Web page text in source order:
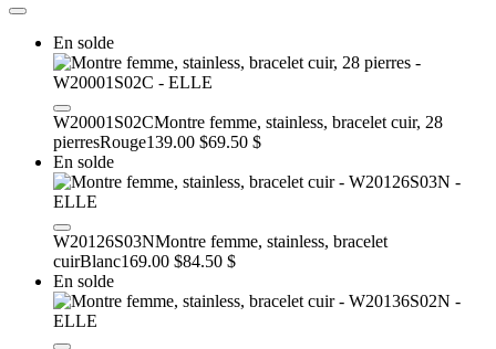
En solde
W20001S02CMontre femme, stainless, bracelet cuir, 28
pierresRouge139.00 $69.50 $
En solde
W20126S03NMontre femme, stainless, bracelet
cuirBlanc169.00 $84.50 $
En solde